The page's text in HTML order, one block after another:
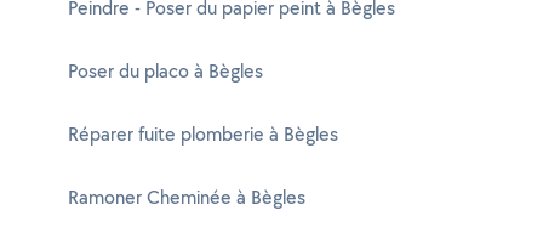
Peindre - Poser du papier peint à Bègles
Poser du placo à Bègles
Réparer fuite plomberie à Bègles
Ramoner Cheminée à Bègles